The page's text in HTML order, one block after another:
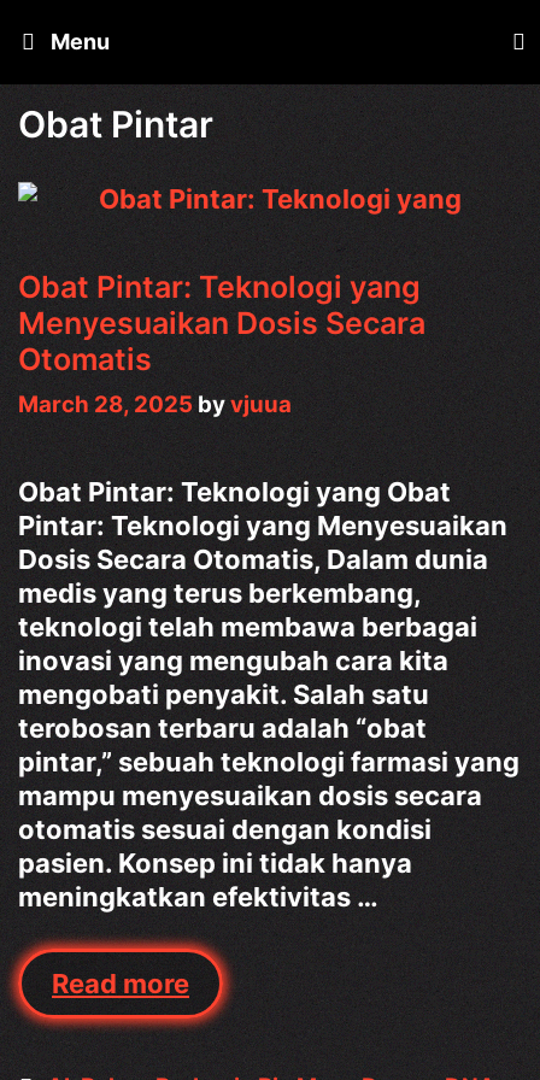
to
content
Menu
Obat Pintar
Obat Pintar: Teknologi yang
Menyesuaikan Dosis Secara
Otomatis
March 28, 2025 byvjuua
Obat Pintar: Teknologi yang Obat
Pintar: Teknologi yang Menyesuaikan
Dosis Secara Otomatis, Dalam dunia
medis yang terus berkembang,
teknologi telah membawa berbagai
inovasi yang mengubah cara kita
mengobati penyakit. Salah satu
terobosan terbaru adalah “obat
pintar,” sebuah teknologi farmasi yang
mampu menyesuaikan dosis secara
otomatis sesuai dengan kondisi
pasien. Konsep ini tidak hanya
meningkatkan efektivitas …
Read moreObat
Pintar:
Teknologi